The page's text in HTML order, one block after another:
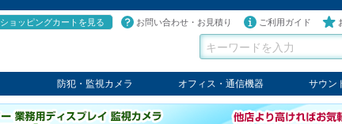
ショッピングカートを見る お問い合わせ・お見積り ご利用ガイド
防犯・監視カメラ
パナソニック
TAKEX
LET'S
JSS
SELCO
PRINCETON
OS
ネクステージ
ATEN
オフィス・通信機器
回線切替器
疑似電話回線装置
通信機器
デジタル携帯電話PBX
収納・ラック・ハンガー
会議システム
電子黒板
ホワイトボード
その他
サウン
音響機器
輸入オーデ
楽器
ケーブル